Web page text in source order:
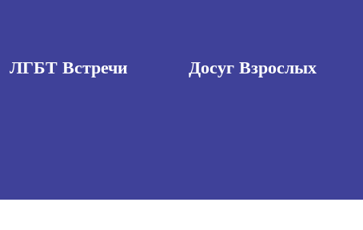
ЛГБТ Встречи Досуг Взрослых